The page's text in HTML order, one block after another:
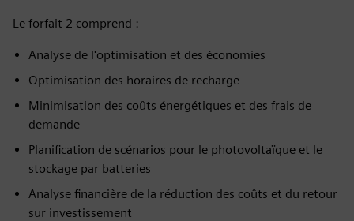
Le forfait 2 comprend :
Analyse de l'optimisation et des économies
Optimisation des horaires de recharge
Minimisation des coûts énergétiques et des frais de
demande
Planification de scénarios pour le photovoltaïque et le
stockage par batteries
Analyse financière de la réduction des coûts et du retour
sur investissement